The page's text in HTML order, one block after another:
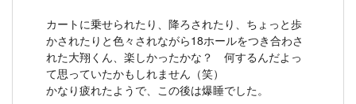
カートに乗せられたり、降ろされたり、ちょっと歩
かされたりと色々されながら18ホールをつき合わさ
れた大翔くん、楽しかったかな？ 何するんだよっ
て思っていたかもしれません（笑）
かなり疲れたようで、この後は爆睡でした。